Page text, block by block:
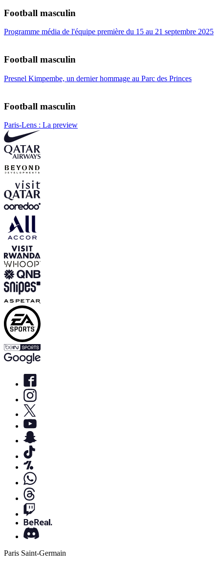
Football masculin
Programme média de l'équipe première du 15 au 21 septembre 2025
Football masculin
Presnel Kimpembe, un dernier hommage au Parc des Princes
Football masculin
Paris-Lens : La preview
Paris Saint-Germain